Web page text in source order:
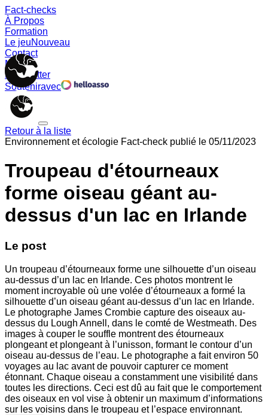
Fact-checks
À Propos
Formation
Le jeuNouveau
Contact
Memes
Newsletter
Souteniravec
Retour à la liste
Environnement et écologie Fact-check publié le 05/11/2023
Troupeau d'étourneaux
forme oiseau géant au-
dessus d'un lac en Irlande
Le post
Un troupeau d’étourneaux forme une silhouette d’un oiseau
au-dessus d’un lac en Irlande. Ces photos montrent le
moment incroyable où une volée d’étourneaux a formé la
silhouette d’un oiseau géant au-dessus d’un lac en Irlande.
Le photographe James Crombie capture des oiseaux au-
dessus du Lough Annell, dans le comté de Westmeath. Des
images à couper le souffle montrent des étourneaux
plongeant et plongeant à l’unisson, formant le contour d’un
oiseau au-dessus de l’eau. Le photographe a fait environ 50
voyages au lac avant de pouvoir capturer ce moment
étonnant. Chaque oiseau a constamment une visibilité dans
toutes les directions. Ceci est dû au fait que le comportement
des oiseaux en vol vise à obtenir un maximum d’informations
sur les voisins dans le troupeau et l’espace environnant.